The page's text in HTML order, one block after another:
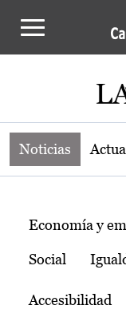
Noticias de
Noticias
Temas
Economía y
Social
Accesibilidad